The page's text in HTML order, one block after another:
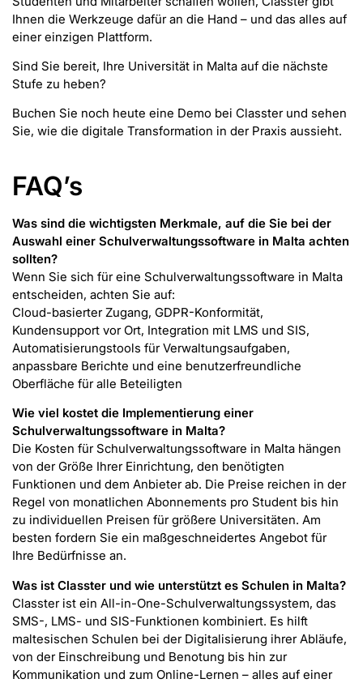
Ihnen die Werkzeuge dafür an die Hand – und das alles auf
einer einzigen Plattform.
Sind Sie bereit, Ihre Universität in Malta auf die nächste
Stufe zu heben?
Buchen Sie noch heute eine Demo bei Classter und sehen
Sie, wie die digitale Transformation in der Praxis aussieht.
FAQ’s
Was sind die wichtigsten Merkmale, auf die Sie bei der
Auswahl einer Schulverwaltungssoftware in Malta achten
sollten?
Wenn Sie sich für eine Schulverwaltungssoftware in Malta
entscheiden, achten Sie auf:
Cloud-basierter Zugang, GDPR-Konformität,
Kundensupport vor Ort, Integration mit LMS und SIS,
Automatisierungstools für Verwaltungsaufgaben,
anpassbare Berichte und eine benutzerfreundliche
Oberfläche für alle Beteiligten
Wie viel kostet die Implementierung einer
Schulverwaltungssoftware in Malta?
Die Kosten für Schulverwaltungssoftware in Malta hängen
von der Größe Ihrer Einrichtung, den benötigten
Funktionen und dem Anbieter ab. Die Preise reichen in der
Regel von monatlichen Abonnements pro Student bis hin
zu individuellen Preisen für größere Universitäten. Am
besten fordern Sie ein maßgeschneidertes Angebot für
Ihre Bedürfnisse an.
Was ist Classter und wie unterstützt es Schulen in Malta?
Classter ist ein All-in-One-Schulverwaltungssystem, das
SMS-, LMS- und SIS-Funktionen kombiniert. Es hilft
maltesischen Schulen bei der Digitalisierung ihrer Abläufe,
von der Einschreibung und Benotung bis hin zur
Kommunikation und zum Online-Lernen – alles auf einer